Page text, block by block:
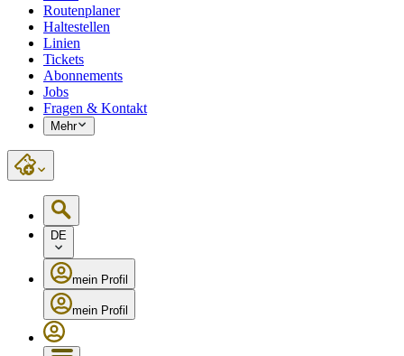
Routenplaner
Haltestellen
Linien
Tickets
Abonnements
Jobs
Fragen & Kontakt
Mehr
DE
mein Profil
mein Profil